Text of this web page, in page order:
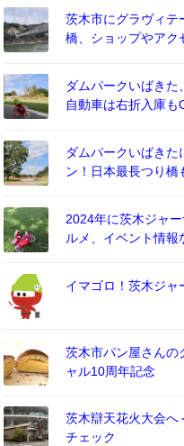
茨木市にグラヴィテ
橋、ショップやアク
ダムパークいばきた
自動車は右折入庫も
ダムパークいばきた
ン！日本最長つり橋
2024年に茨木ジャ
ルメ、イベント情報
イマゴロ！茨木ジ
茨木市パン屋さんの
ャル10周年記念
茨木辯天花火大会へ
チェック